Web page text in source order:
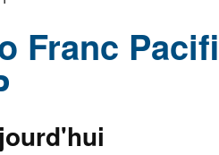
Franc